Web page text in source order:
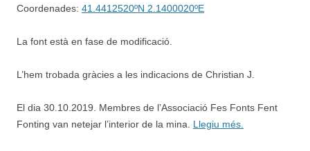
Coordenades: 41.4412520ºN 2.1400020ºE
La font està en fase de modificació.
L’hem trobada gràcies a les indicacions de Christian J.
El dia 30.10.2019. Membres de l’Associació Fes Fonts Fent
Fonting van netejar l’interior de la mina. Llegiu més.